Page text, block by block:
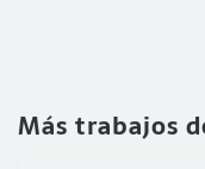
Más trabajos